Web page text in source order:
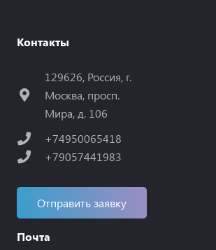
Контакты
129626, Россия, г.
Москва, просп.
Мира, д. 106
+74950065418
+79057441983
Отправить заявку
Почта